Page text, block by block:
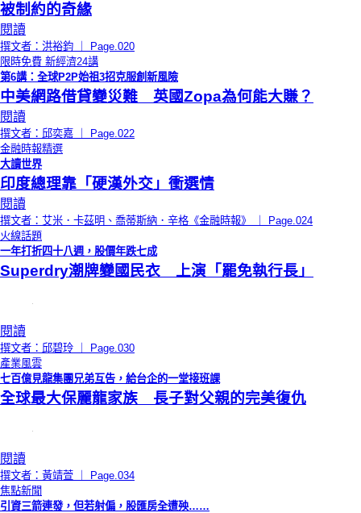
被制約的奇緣
閱讀
撰文者：洪裕鈞 ｜ Page.020
限時免費 新經濟24講
第6講：全球P2P始祖3招克服創新風險
中美網路借貸變災難 英國Zopa為何能大賺？
閱讀
撰文者：邱奕嘉 ｜ Page.022
金融時報精選
大讀世界
印度總理靠「硬漢外交」衝選情
閱讀
撰文者：艾米．卡茲明、喬蒂斯納．辛格《金融時報》 ｜ Page.024
火線話題
一年打折四十八週，股價年跌七成
Superdry潮牌變國民衣 上演「罷免執行長」
閱讀
撰文者：邱碧玲 ｜ Page.030
產業風雲
七百億見龍集團兄弟互告，給台企的一堂接班課
全球最大保麗龍家族 長子對父親的完美復仇
閱讀
撰文者：黃靖萱 ｜ Page.034
焦點新聞
引資三箭連發，但若射偏，股匯房全遭殃……